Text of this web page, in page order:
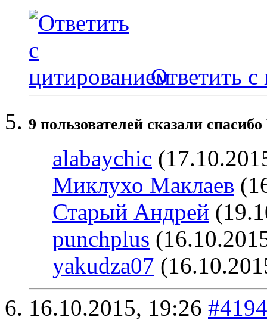
Ответить с
9 пользователей сказали
alabaychic
Миклухо Маклаев
Старый Андрей
punchplus
yakudza07
16.10.2015, 19:26 #4194